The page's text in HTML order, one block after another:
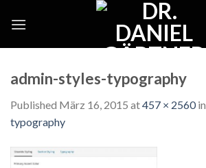
admin-styles-typography
Published März 16, 2015 at457 × 2560in
typography